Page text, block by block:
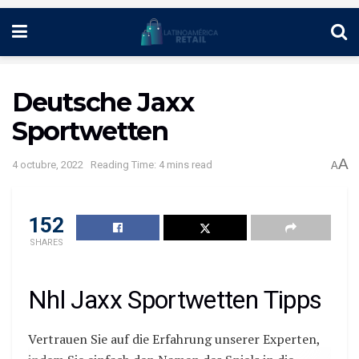
Deutsche Jaxx
Sportwetten
4 octubre, 2022 Reading Time: 4 mins read AA
152
SHARES
Nhl Jaxx Sportwetten Tipps
Vertrauen Sie auf die Erfahrung unserer Experten,